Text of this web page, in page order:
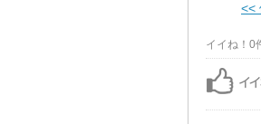
<<
イイね！0